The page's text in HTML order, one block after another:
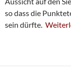
so dass die
sein dürfte. Erster